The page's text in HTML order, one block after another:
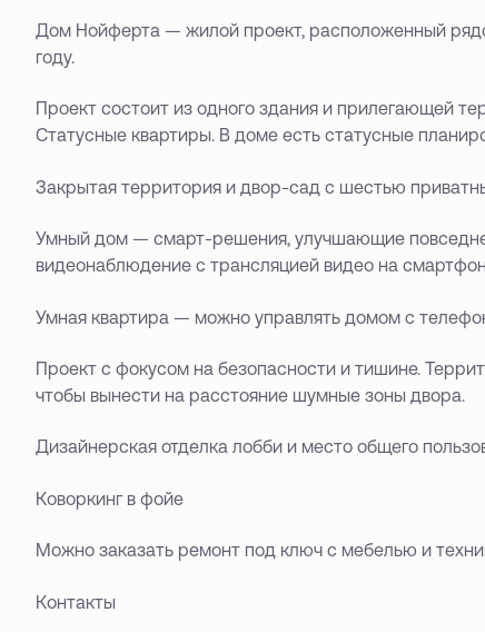
Дом Нойферта — жилой проект, расположенный
году.
Проект состоит из одного здания и прилегающей
Статусные квартиры. В доме есть статусные
Закрытая территория и двор-сад с шестью
Умный дом — смарт-решения, улучшающие
видеонаблюдение с трансляцией видео на
Умная квартира — можно управлять домом с
Проект с фокусом на безопасности и тишине.
чтобы вынести на расстояние шумные зоны двора.
Дизайнерская отделка лобби и место общего
Коворкинг в фойе
Можно заказать ремонт под ключ с мебелью и
Контакты